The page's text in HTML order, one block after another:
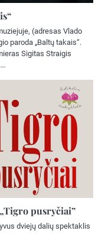
(adresas Vlado
paroda „Baltų takais“.
Sigitas Straigis
pusryčiai”
dviejų dalių spektaklis